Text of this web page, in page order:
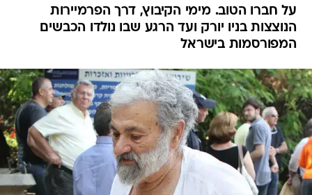
על חברו הטוב. מימי הקיבוץ, דרך הפרמיירות
הנוצצות בניו יורק ועד הרגע שבו נולדו הכבשים
המפורסמות בישראל